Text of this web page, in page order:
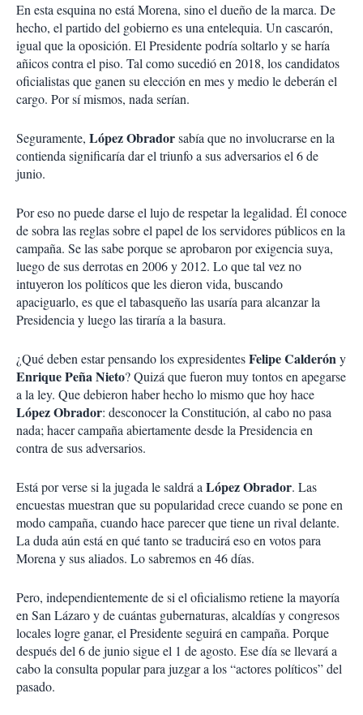
En esta esquina no está Morena, sino el dueño de la marca. De
hecho, el partido del gobierno es una entelequia. Un cascarón,
igual que la oposición. El Presidente podría soltarlo y se haría
añicos contra el piso. Tal como sucedió en 2018, los candidatos
oficialistas que ganen su elección en mes y medio le deberán el
cargo. Por sí mismos, nada serían.
Seguramente, LópezObradorsabía que no involucrarse en la
contienda significaría dar el triunfo a sus adversarios el 6 de
junio.
Por eso no puede darse el lujo de respetar la legalidad. Él conoce
de sobra las reglas sobre el papel de los servidores públicos en la
campaña. Se las sabe porque se aprobaron por exigencia suya,
luego de sus derrotas en 2006 y 2012. Lo que tal vez no
intuyeron los políticos que les dieron vida, buscando
apaciguarlo, es que el tabasqueño las usaría para alcanzar la
Presidencia y luego las tiraría a la basura.
¿Qué deben estar pensando los expresidentesFelipeCalderóny
EnriquePeñaNieto? Quizá que fueron muy tontos en apegarse
a la ley. Que debieron haber hecho lo mismo que hoy hace
LópezObrador: desconocer la Constitución, al cabo no pasa
nada; hacer campaña abiertamente desde la Presidencia en
contra de sus adversarios.
Está por verse si la jugada le saldrá a LópezObrador. Las
encuestas muestran que su popularidad crece cuando se pone en
modo campaña, cuando hace parecer que tiene un rival delante.
La duda aún está en qué tanto se traducirá eso en votos para
Morena y sus aliados. Lo sabremos en 46 días.
Pero, independientemente de si el oficialismo retiene la mayoría
en San Lázaro y de cuántas gubernaturas, alcaldías y congresos
locales logre ganar, el Presidente seguirá en campaña. Porque
después del 6 de junio sigue el 1 de agosto. Ese día se llevará a
cabo la consulta popular para juzgar a los “actores políticos” del
pasado.